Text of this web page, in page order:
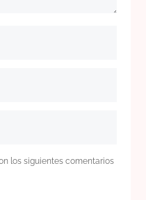
los siguientes comentarios